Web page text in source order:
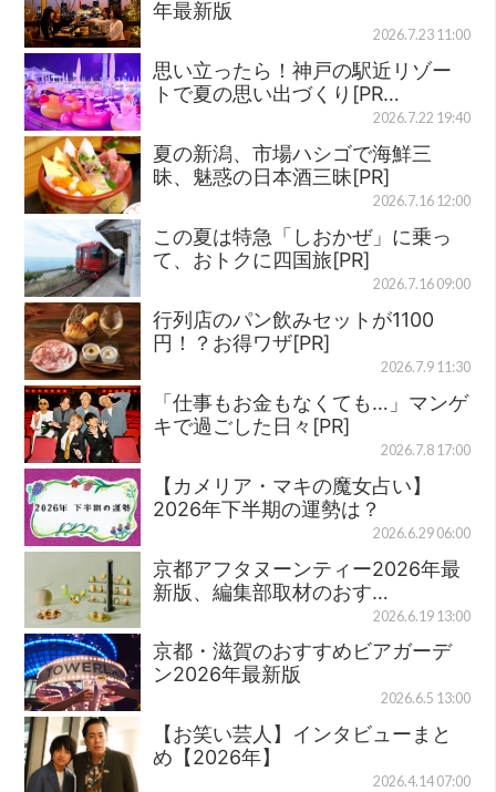
年最新版
2026.7.23 11:00
思い立ったら！神戸の駅近リゾー
トで夏の思い出づくり[PR…
2026.7.22 19:40
夏の新潟、市場ハシゴで海鮮三
昧、魅惑の日本酒三昧[PR]
2026.7.16 12:00
この夏は特急「しおかぜ」に乗っ
て、おトクに四国旅[PR]
2026.7.16 09:00
行列店のパン飲みセットが1100
円！？お得ワザ[PR]
2026.7.9 11:30
「仕事もお金もなくても…」マンゲ
キで過ごした日々[PR]
2026.7.8 17:00
【カメリア・マキの魔女占い】
2026年下半期の運勢は？
2026.6.29 06:00
京都アフタヌーンティー2026年最
新版、編集部取材のおす…
2026.6.19 13:00
京都・滋賀のおすすめビアガーデ
ン2026年最新版
2026.6.5 13:00
【お笑い芸人】インタビューまと
め【2026年】
2026.4.14 07:00